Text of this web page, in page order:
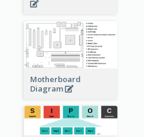
Motherboard
Diagram